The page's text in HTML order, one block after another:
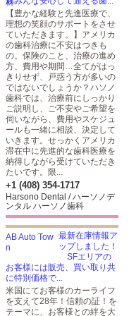
【豊かな経験と先進医療で、
理想の笑顔のサポートをさせ
ていただきます。】アメリカ
の歯科治療に不安はつきも
の。保険のこと、治療の進め
方、費用や期間…全てがはっ
きりせず、戸惑う方が多いの
ではないでしょうか？ハソノ
歯科では、治療前にしっかり
ご説明し、ご不安やご希望を
伺いながら、費用やスケジュ
ールも一緒に相談、決定して
いきます。せっかくアメリカ
滞在中に先進的な歯科医療を
納得しながら受けていただき
たいです。限...
+1 (408) 354-1717
Harsono Dental / ハーソノデ
ンタル ハーソノ歯科
最新在庫情報ア
ップしました！
SFエリアの
お客様には販売、買い取り共
に特別価格で...
米国にてお客様のカーライフ
を支えて28年！信頼の証！を
テーマに、お客様との絆を大